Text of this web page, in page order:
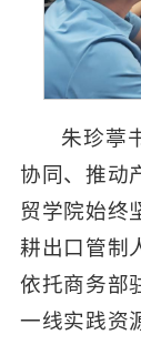
朱珍葶
协同、推动
贸学院始终
耕出口管制
依托商务部
一线实践资